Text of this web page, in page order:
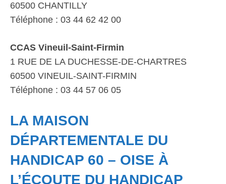
60500 CHANTILLY
Téléphone : 03 44 62 42 00
CCAS Vineuil-Saint-Firmin
1 RUE DE LA DUCHESSE-DE-CHARTRES
60500 VINEUIL-SAINT-FIRMIN
Téléphone : 03 44 57 06 05
LA MAISON
DÉPARTEMENTALE DU
HANDICAP 60 – OISE À
L’ÉCOUTE DU HANDICAP